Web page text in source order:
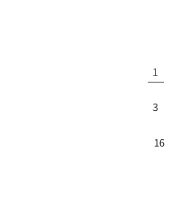
1
3
16